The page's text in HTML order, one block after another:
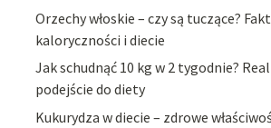
Orzechy włoskie – czy są tuczące?
kaloryczności i diecie
Jak schudnąć 10 kg w 2 tygodnie?
podejście do diety
Kukurydza w diecie – zdrowe